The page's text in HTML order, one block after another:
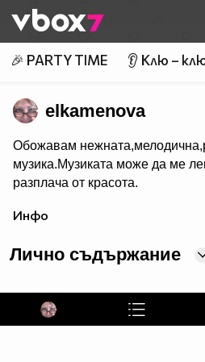
👾
🎉 PARTY TIME 👂 Клю –
elkamenova
Обожавам
музика.Музиката може да ме
разплача от красота.
Инфо
Лично съдържание